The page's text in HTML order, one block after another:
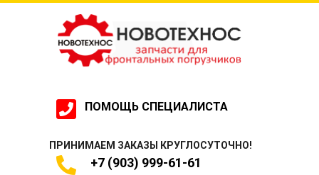
ПОМОЩЬ СПЕЦИАЛИСТА
ПРИНИМАЕМ ЗАКАЗЫ КРУГЛОСУТОЧНО!
+7 (903) 999-61-61